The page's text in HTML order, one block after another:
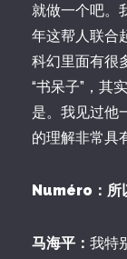
就做一个吧。
年这帮人联合
科幻里面有很
“书呆子”，其
是。我见过他
的理解非常具
Numéro：所
马海平： 我特